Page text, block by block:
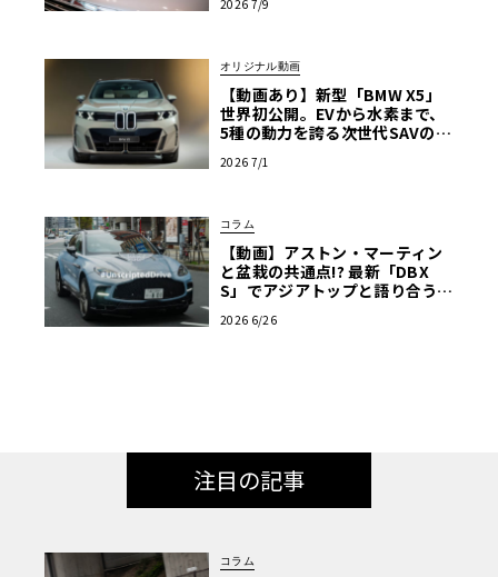
2026 7/9
オリジナル動画
【動画あり】新型「BMW X5」
世界初公開。EVから水素まで、
5種の動力を誇る次世代SAVの実
2026 7/1
コラム
【動画】アストン・マーティン
と盆栽の共通点!? 最新「DBX
S」でアジアトップと語り合う東
コベイワセテ 番外編】
2026 6/26
注目の記事
コラム